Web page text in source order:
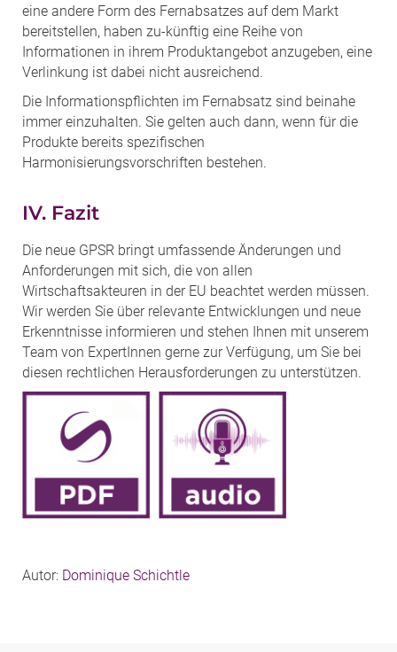
eine andere Form des Fernabsatzes auf dem Markt
bereitstellen, haben zu-künftig eine Reihe von
Informationen in ihrem Produktangebot anzugeben, eine
Verlinkung ist dabei nicht ausreichend.
Die Informationspflichten im Fernabsatz sind beinahe
immer einzuhalten. Sie gelten auch dann, wenn für die
Produkte bereits spezifischen
Harmonisierungsvorschriften bestehen.
IV. Fazit
Die neue GPSR bringt umfassende Änderungen und
Anforderungen mit sich, die von allen
Wirtschaftsakteuren in der EU beachtet werden müssen.
Wir werden Sie über relevante Entwicklungen und neue
Erkenntnisse informieren und stehen Ihnen mit unserem
Team von ExpertInnen gerne zur Verfügung, um Sie bei
diesen rechtlichen Herausforderungen zu unterstützen.
Autor: Dominique Schichtle